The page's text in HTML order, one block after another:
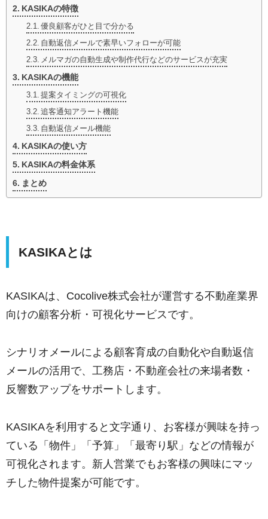
KASIKAの特徴
優良顧客がひと目で分かる
自動返信メールで素早いフォローが可能
メルマガの自動生成や制作代行などのサービスが充実
KASIKAの機能
提案タイミングの可視化
追客通知アラート機能
自動返信メール機能
KASIKAの使い方
KASIKAの料金体系
まとめ
KASIKAとは
KASIKAは、Cocolive株式会社が運営する不動産業界
向けの顧客分析・可視化サービスです。
シナリオメールによる顧客育成の自動化や自動返信
メールの活用で、工務店・不動産会社の来場者数・
反響数アップをサポートします。
KASIKAを利用すると文字通り、お客様が興味を持っ
ている「物件」「予算」「最寄り駅」などの情報が
可視化されます。新人営業でもお客様の興味にマッ
チした物件提案が可能です。